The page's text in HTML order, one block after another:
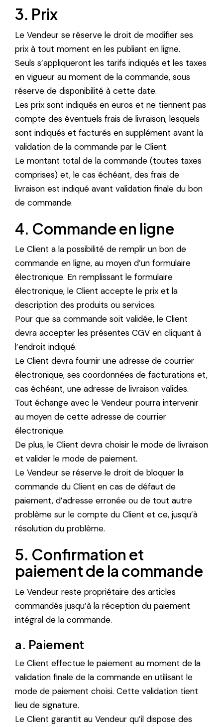
3. Prix
Le Vendeur se réserve le droit de modifier ses
prix à tout moment en les publiant en ligne.
Seuls s’appliqueront les tarifs indiqués et les taxes
en vigueur au moment de la commande, sous
réserve de disponibilité à cette date.
Les prix sont indiqués en euros et ne tiennent pas
compte des éventuels frais de livraison, lesquels
sont indiqués et facturés en supplément avant la
validation de la commande par le Client.
Le montant total de la commande (toutes taxes
comprises) et, le cas échéant, des frais de
livraison est indiqué avant validation finale du bon
de commande.
4. Commande en ligne
Le Client a la possibilité de remplir un bon de
commande en ligne, au moyen d’un formulaire
électronique. En remplissant le formulaire
électronique, le Client accepte le prix et la
description des produits ou services.
Pour que sa commande soit validée, le Client
devra accepter les présentes CGV en cliquant à
l’endroit indiqué.
Le Client devra fournir une adresse de courrier
électronique, ses coordonnées de facturations et,
cas échéant, une adresse de livraison valides.
Tout échange avec le Vendeur pourra intervenir
au moyen de cette adresse de courrier
électronique.
De plus, le Client devra choisir le mode de livraison
et valider le mode de paiement.
Le Vendeur se réserve le droit de bloquer la
commande du Client en cas de défaut de
paiement, d’adresse erronée ou de tout autre
problème sur le compte du Client et ce, jusqu’à
résolution du problème.
5. Confirmation et
paiement de la commande
Le Vendeur reste propriétaire des articles
commandés jusqu’à la réception du paiement
intégral de la commande.
a. Paiement
Le Client effectue le paiement au moment de la
validation finale de la commande en utilisant le
mode de paiement choisi. Cette validation tient
lieu de signature.
Le Client garantit au Vendeur qu’il dispose des